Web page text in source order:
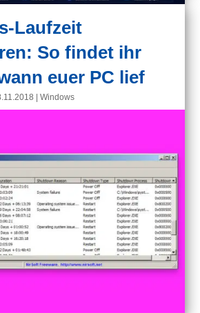
Laufzeit
So findet ihr
euer PC lief
|Windows